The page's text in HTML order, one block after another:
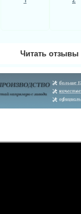
році 2
- іней
Читать отзывы